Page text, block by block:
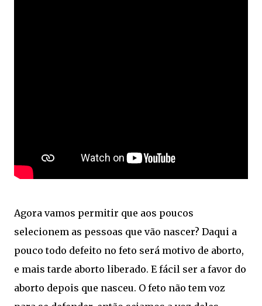
Agora vamos permitir que aos poucos
selecionem as pessoas que vão nascer? Daqui a
pouco todo defeito no feto será motivo de aborto,
e mais tarde aborto liberado. E fácil ser a favor do
aborto depois que nasceu. O feto não tem voz